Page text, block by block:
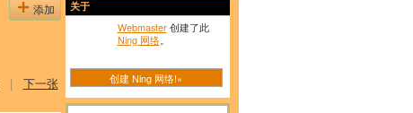
添加
| 下一张
关于
Webmaster创建了此
Ning 网络。
创建 Ning 网络!»